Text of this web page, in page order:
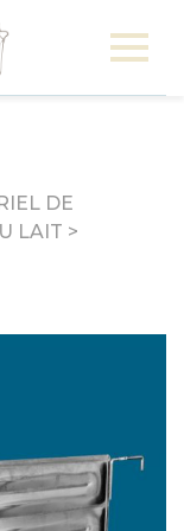
DE
LAIT >